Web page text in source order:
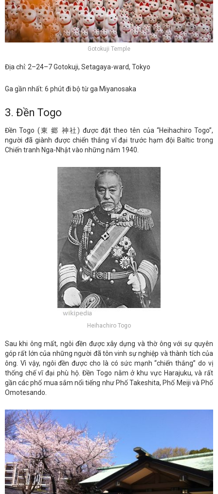
Gotokuji Temple
Địa chỉ: 2–24–7 Gotokuji, Setagaya-ward, Tokyo
Ga gần nhất: 6 phút đi bộ từ ga Miyanosaka
3. Đền Togo
Đền Togo (東 郷 神社) được đặt theo tên của “Heihachiro Togo”,
người đã giành được chiến thắng vĩ đại trước hạm đội Baltic trong
Chiến tranh Nga-Nhật vào những năm 1940.
Heihachiro Togo
Sau khi ông mất, ngôi đền được xây dựng và thờ ông với sự quyên
góp rất lớn của những người đã tôn vinh sự nghiệp và thành tích của
ông. Vì vậy, ngôi đền được cho là có sức mạnh “chiến thắng” do vị
thống chế vĩ đại phù hộ. Đền Togo nằm ở khu vực Harajuku, và rất
gần các phố mua sắm nổi tiếng như Phố Takeshita, Phố Meiji và Phố
Omotesando.